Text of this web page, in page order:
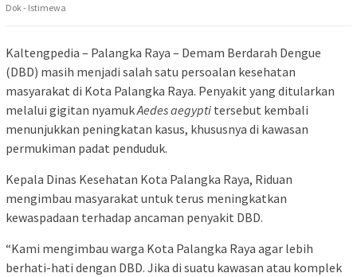
Dok - Istimewa
Kaltengpedia – Palangka Raya – Demam Berdarah Dengue
(DBD) masih menjadi salah satu persoalan kesehatan
masyarakat di Kota Palangka Raya. Penyakit yang ditularkan
melalui gigitan nyamukAedes aegypti tersebut kembali
menunjukkan peningkatan kasus, khususnya di kawasan
permukiman padat penduduk.
Kepala Dinas Kesehatan Kota Palangka Raya, Riduan
mengimbau masyarakat untuk terus meningkatkan
kewaspadaan terhadap ancaman penyakit DBD.
“Kami mengimbau warga Kota Palangka Raya agar lebih
berhati-hati dengan DBD. Jika di suatu kawasan atau komplek